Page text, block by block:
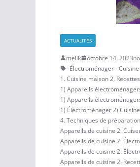
ACTUALITÉS
melik octobre 14, 2023
- Électroménager -
1. Cuisine maison 2.
1) Appareils
1) Appareils
1) Électroménager 2)
4. Techniques de
Appareils de cuisine 2.
Appareils de cuisine 2.
Appareils de cuisine 2.
Appareils de cuisine 2.